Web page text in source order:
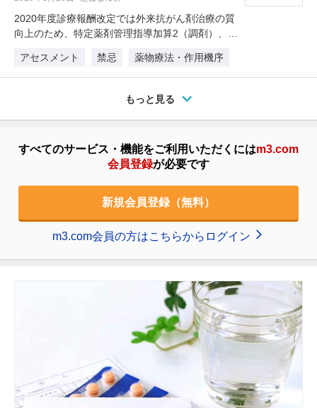
2020年度診療報酬改定では外来抗がん剤治療の質
向上のため、特定薬剤管理指導加算2（調剤）、連
アセスメント
禁忌 薬物療法・作用機序
もっと見る
すべてのサービス・機能をご利用いただくにはm3.com
会員登録が必要です
新規会員登録（無料）
m3.com会員の方はこちらからログイン